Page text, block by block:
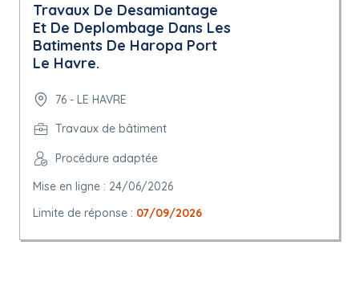
Travaux De Desamiantage
Et De Deplombage Dans Les
Batiments De Haropa Port
Le Havre.
76 - LE HAVRE
Travaux de bâtiment
Procédure adaptée
Mise en ligne : 24/06/2026
Limite de réponse : 07/09/2026